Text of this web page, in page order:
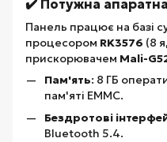
✔️ Потужна
Панель працює на базі
процесором RK3576 (8
прискорювачем Mali-
Пам'ять: 8 ГБ
пам'яті EMMC.
Бездротові
Bluetooth 5.4.